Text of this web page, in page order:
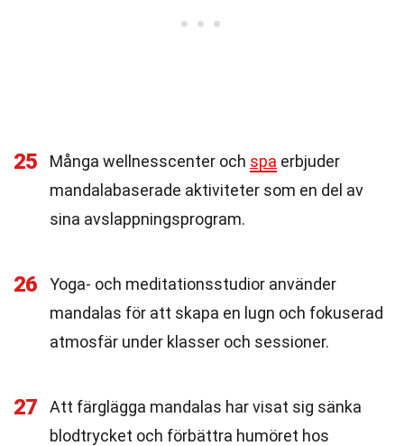
25 Många wellnesscenter och spa erbjuder
mandalabaserade aktiviteter som en del av
sina avslappningsprogram.
26
Yoga- och meditationsstudior använder
mandalas för att skapa en lugn och fokuserad
atmosfär under klasser och sessioner.
27
Att färglägga mandalas har visat sig sänka
blodtrycket och förbättra humöret hos